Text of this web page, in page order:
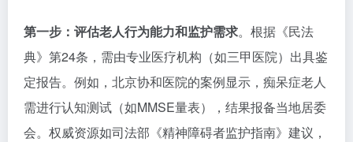
第一步：评估老人行为能力和监护需求。根据《民法
典》第24条，需由专业医疗机构（如三甲医院）出具鉴
定报告。例如，北京协和医院的案例显示，痴呆症老人
需进行认知测试（如MMSE量表），结果报备当地居委
会。权威资源如司法部《精神障碍者监护指南》建议，